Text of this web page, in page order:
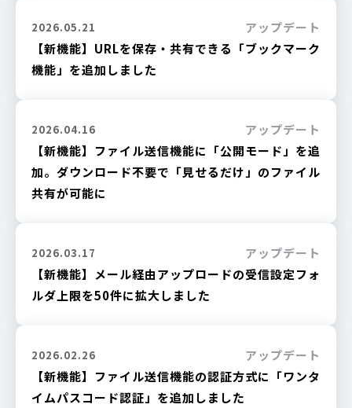
2026.05.21
アップデート
【新機能】URLを保存・共有できる「ブックマーク
機能」を追加しました
2026.04.16
アップデート
【新機能】ファイル送信機能に「公開モード」を追
加。ダウンロード不要で「見せるだけ」のファイル
共有が可能に
2026.03.17
アップデート
【新機能】メール経由アップロードの受信設定フォ
ルダ上限を50件に拡大しました
2026.02.26
アップデート
【新機能】ファイル送信機能の認証方式に「ワンタ
イムパスコード認証」を追加しました